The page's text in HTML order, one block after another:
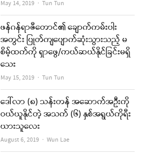
May 14, 2019 Author
Tun Tun
ဖန်ဂန်ရာဇီတောင်၏ ချောက်ကမ်းပါး
အတွင်း ပြုတ်ကျပျောက်ဆုံးသွားသည့် မ
စိမ့်ထက်ကို ရှာဖွေ/ကယ်ဆယ်နိုင်ခြင်းမရှိ
သေး
May 15, 2019 Author
Tun Tun
ဒေါ်လာ (၈) သန်းတန် အဆောက်အဦးကို
ဝယ်ယူနိုင်တဲ့ အသက် (၆) နှစ်အရွယ်ကိုရီး
ယားသူလေး
August 6, 2019 Author
Wun Lae